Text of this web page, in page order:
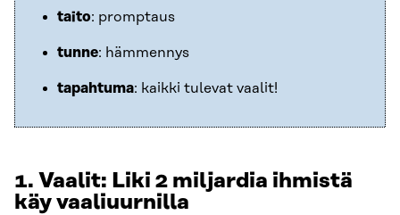
taito: promptaus
tunne: hämmennys
tapahtuma: kaikki tulevat vaalit!
1. Vaalit: Liki 2 miljardia ihmistä
käy vaaliuurnilla